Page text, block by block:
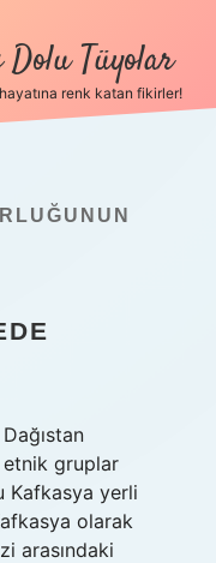
Dolu Tüyolar
renk katan fikirler!
etnik gruplar
Kafkasya yerli
olarak
arasındaki